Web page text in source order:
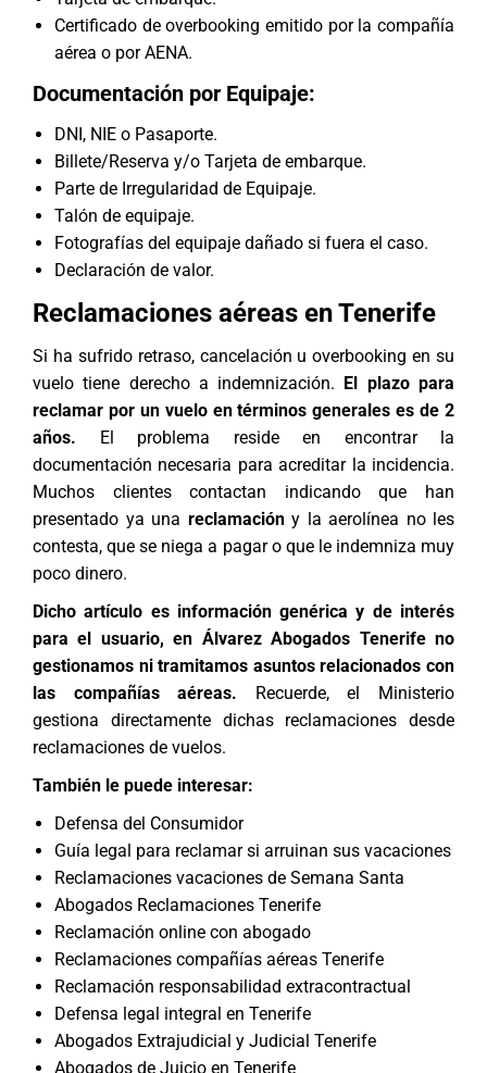
Certificado de overbooking emitido por la compañía
aérea o por AENA.
Documentación por Equipaje:
DNI, NIE o Pasaporte.
Billete/Reserva y/o Tarjeta de embarque.
Parte de Irregularidad de Equipaje.
Talón de equipaje.
Fotografías del equipaje dañado si fuera el caso.
Declaración de valor.
Reclamaciones aéreas en Tenerife
Si ha sufrido retraso, cancelación u overbooking en su
vuelo tiene derecho a indemnización. El plazo para
reclamar por un vuelo en términos generales es de 2
años. El problema reside en encontrar la
documentación necesaria para acreditar la incidencia.
Muchos clientes contactan indicando que han
presentado ya una reclamacióny la aerolínea no les
contesta, que se niega a pagar o que le indemniza muy
poco dinero.
Dicho artículo es información genérica y de interés
para el usuario, en Álvarez Abogados Tenerife no
gestionamos ni tramitamos asuntos relacionados con
las compañías aéreas. Recuerde, el Ministerio
gestiona directamente dichas reclamaciones desde
reclamaciones de vuelos.
También le puede interesar:
Defensa del Consumidor
Guía legal para reclamar si arruinan sus vacaciones
Reclamaciones vacaciones de Semana Santa
Abogados Reclamaciones Tenerife
Reclamación online con abogado
Reclamaciones compañías aéreas Tenerife
Reclamación responsabilidad extracontractual
Defensa legal integral en Tenerife
Abogados Extrajudicial y Judicial Tenerife
Abogados de Juicio en Tenerife